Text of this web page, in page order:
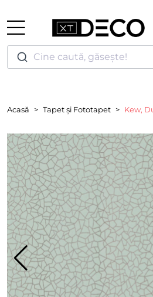
Cine caută, găsește!
Acasă Tapet și Fototapet Kew,